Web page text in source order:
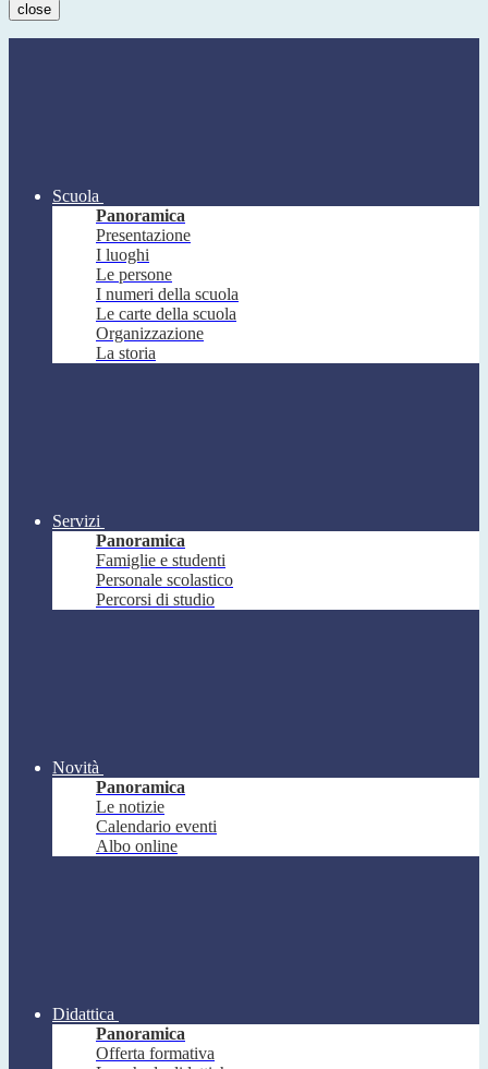
close
Scuola
Panoramica
Presentazione
I luoghi
Le persone
I numeri della scuola
Le carte della scuola
Organizzazione
La storia
Servizi
Panoramica
Famiglie e studenti
Personale scolastico
Percorsi di studio
Novità
Panoramica
Le notizie
Calendario eventi
Albo online
Didattica
Panoramica
Offerta formativa